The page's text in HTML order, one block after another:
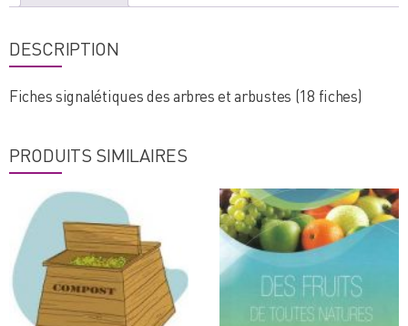
DESCRIPTION
Fiches signalétiques des arbres et arbustes (18 fiches)
PRODUITS SIMILAIRES